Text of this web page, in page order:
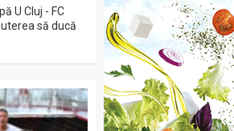
U Cluj - FC
să ducă